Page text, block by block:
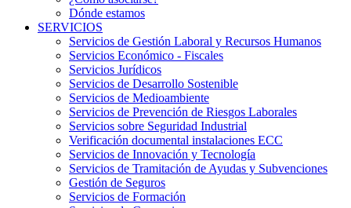
Dónde estamos
SERVICIOS
Servicios de Gestión Laboral y Recursos Humanos
Servicios Económico - Fiscales
Servicios Jurídicos
Servicios de Desarrollo Sostenible
Servicios de Medioambiente
Servicios de Prevención de Riesgos Laborales
Servicios sobre Seguridad Industrial
Verificación documental instalaciones ECC
Servicios de Innovación y Tecnología
Servicios de Tramitación de Ayudas y Subvenciones
Gestión de Seguros
Servicios de Formación